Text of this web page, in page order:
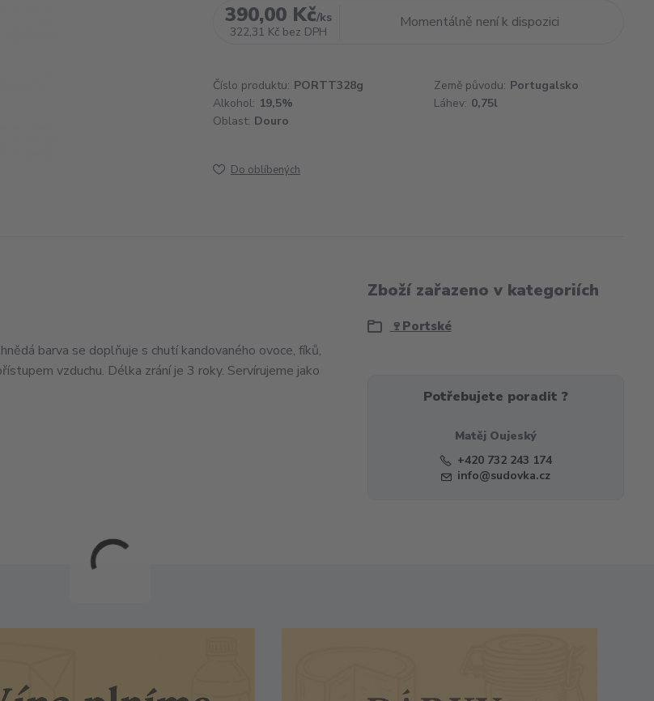
390,00 Kč/ks
322,31 Kč bez DPH
Momentálně není k dispozici
Číslo produktu: PORTT328g Země původu: Portugalsko
Alkohol: 19,5% Láhev: 0,75l
Oblast: Douro
Do oblíbených
barva se doplňuje s chutí kandovaného ovoce, fíků,
vzduchu. Délka zrání je 3 roky. Servírujeme jako
Zboží zařazeno v kategoriích
🍷Portské
Potřebujete poradit ?
Matěj Oujeský
+420 732 243 174
info@sudovka.cz